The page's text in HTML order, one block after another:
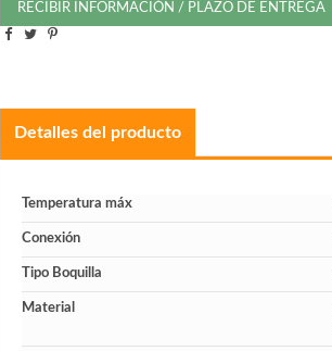
RECIBIR INFORMACIÓN / PLAZO DE ENTREGA
Detalles del producto
Temperatura máx
Conexión
Tipo Boquilla
Material